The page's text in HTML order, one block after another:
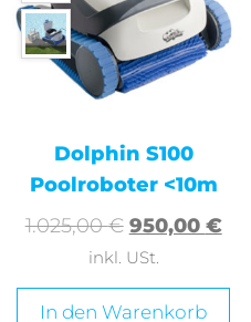
Dolphin S100
Poolroboter <10m
1.025,00€ 950,00 €
inkl. USt.
In den Warenkorb